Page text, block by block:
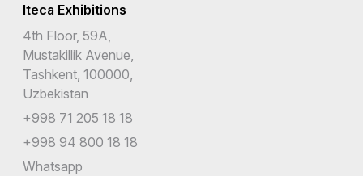
Iteca Exhibitions
4th Floor, 59A,
Mustakillik Avenue,
Tashkent, 100000,
Uzbekistan
+998 71 205 18 18
+998 94 800 18 18
Whatsapp